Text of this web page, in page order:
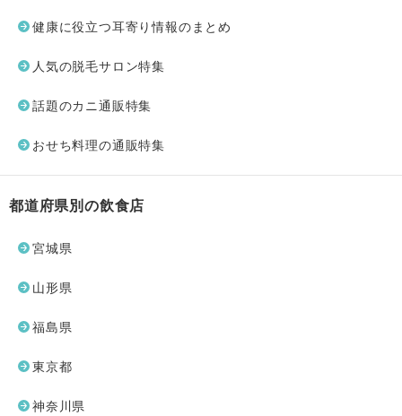
健康に役立つ耳寄り情報のまとめ
人気の脱毛サロン特集
話題のカニ通販特集
おせち料理の通販特集
都道府県別の飲食店
宮城県
山形県
福島県
東京都
神奈川県